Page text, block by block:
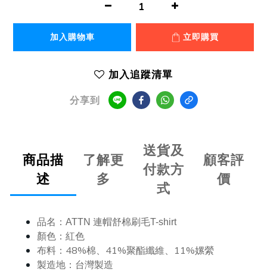
加入購物車 立即購買
加入追蹤清單
分享到
商品描
述
了解更
多
送貨及
付款方
式
顧客評
價
品名： ATTN 連帽舒棉刷毛T-shirt
顏色：紅色
布料：48%棉、41%聚酯纖維、11%嫘縈
製造地：台灣製造